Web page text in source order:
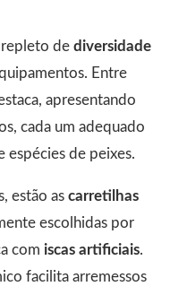
repleto de diversidade
Entre
apresentando
cada um adequado
espécies de peixes.
estão as carretilhas
escolhidas por
com iscas artificiais.
facilita arremessos